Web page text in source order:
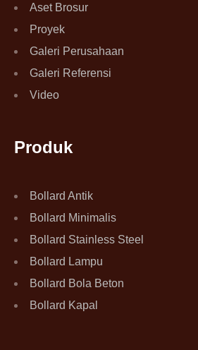
Aset Brosur
Proyek
Galeri Perusahaan
Galeri Referensi
Video
Produk
Bollard Antik
Bollard Minimalis
Bollard Stainless Steel
Bollard Lampu
Bollard Bola Beton
Bollard Kapal